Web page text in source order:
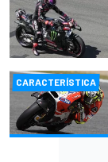
CARACTERÍSTICA